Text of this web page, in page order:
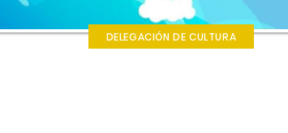
DELEGACIÓN DE CULTURA